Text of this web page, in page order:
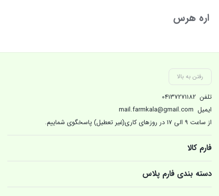
اره هرس
رفتن به بالا
تلفن 04137271182
ایمیل mail.farmkala@gmail.com
از ساعت 9 الی 17 در روزهای کاری(غیر تعطیل) پاسخگوی شماییم.
فارم کالا
دسته بندی فارم پلاس